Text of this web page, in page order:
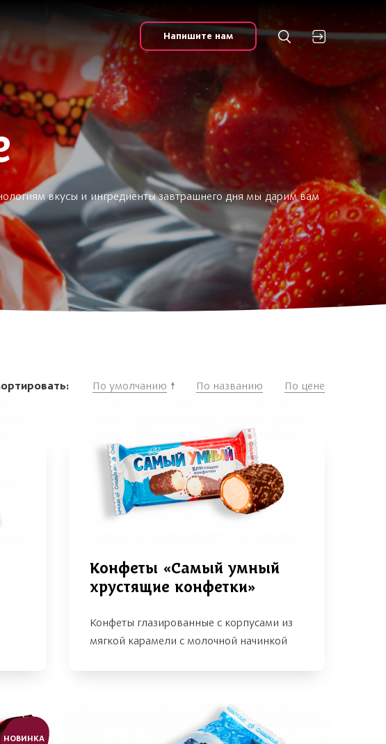
Напишите нам
вкусы и ингредиенты завтрашнего дня мы дарим вам
По умолчанию По названию По цене
Конфеты «Самый умный
хрустящие конфетки»
Конфеты глазированные с корпусами из
мягкой карамели с молочной начинкой
НОВИНКА